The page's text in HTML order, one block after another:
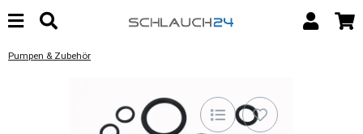
Pumpen & Zubehör